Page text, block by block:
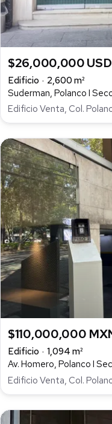
$26,000,000 USD
Edificio
2,600 m²
Suderman, Polanco I
Edificio Venta, Col.
$110,000,000
Edificio
1,094 m²
Av. Homero, Polanco I
Edificio Venta, Col.